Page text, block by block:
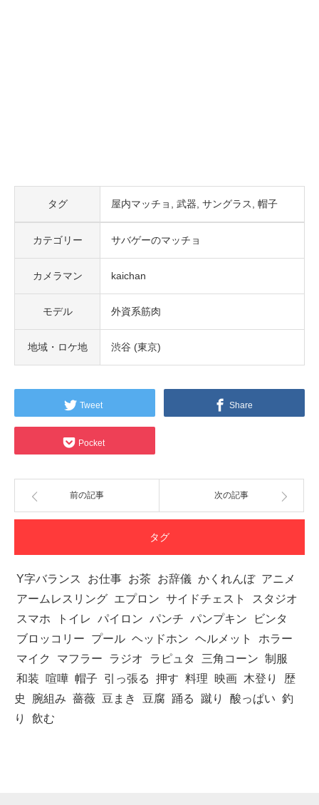
タグ 屋内マッチョ 武器 サングラス 帽子
カテゴリー サバゲーのマッチョ
カメラマン kaichan
モデル 外資系筋肉
地域・ロケ地 渋谷 (東京)
Tweet Share
Pocket
前の記事 次の記事
タグ
Y字バランス お仕事 お茶 お辞儀 かくれんぼ アニメ
アームレスリング エプロン サイドチェスト
スタジオ
スマホ
トイレ パイロン パンチ パンプキン
ビンタ
ブロッコリー
プール ヘッドホン ヘルメット
ホラー
マイク
マフラー ラジオ ラピュタ 三角コーン 制服
和装
喧嘩 帽子 引っ張る 押す 料理 映画 木登り
歴
史
腕組み 薔薇 豆まき 豆腐 踊る 蹴り 酸っぱい 釣
り
飲む